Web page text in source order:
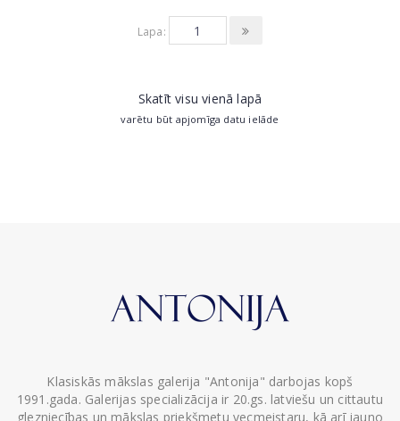
Lapa:
Skatīt visu vienā lapā
varētu būt apjomīga datu ielāde
Klasiskās mākslas galerija "Antonija" darbojas kopš
1991.gada. Galerijas specializācija ir 20.gs. latviešu un cittautu
glezniecības un mākslas priekšmetu vecmeistaru, kā arī jauno